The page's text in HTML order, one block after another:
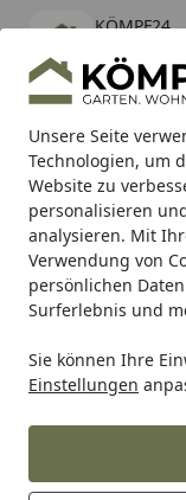
Unsere Seite
Technologien, um
Website zu
personalisieren
analysieren. Mit
Verwendung von
persönlichen
Surferlebnis und
Sie können Ihre
Einstellungen
KÖMPF24
kostenlos - Im
Alle Produkte
Mein Konto
Suchen
Karibu Pools
Startseite
Heissner
Heissner
Ihre